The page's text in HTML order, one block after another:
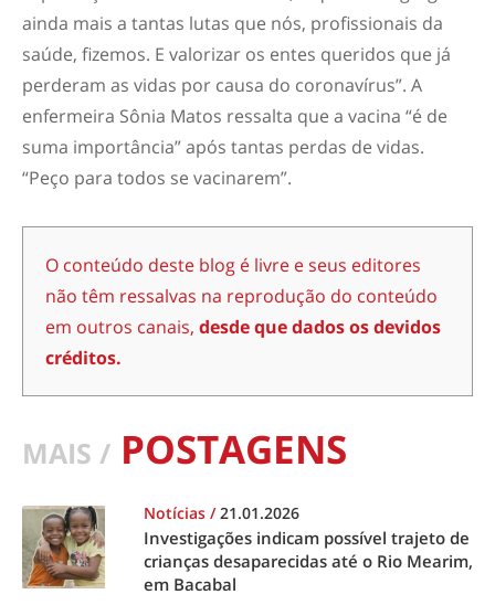
ainda mais a tantas lutas que nós, profissionais da
saúde, fizemos. E valorizar os entes queridos que já
perderam as vidas por causa do coronavírus”. A
enfermeira Sônia Matos ressalta que a vacina “é de
suma importância” após tantas perdas de vidas.
“Peço para todos se vacinarem”.
O conteúdo deste blog é livre e seus editores
não têm ressalvas na reprodução do conteúdo
em outros canais, desde que dados os devidos
créditos.
MAIS / POSTAGENS
Notícias /21.01.2026
Investigações indicam possível trajeto de
crianças desaparecidas até o Rio Mearim,
em Bacabal